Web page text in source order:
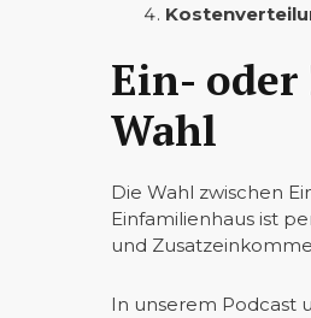
Ein-
Wahl
Die Wahl zwischen
Einfamilienhaus ist
und
In unserem Podcast